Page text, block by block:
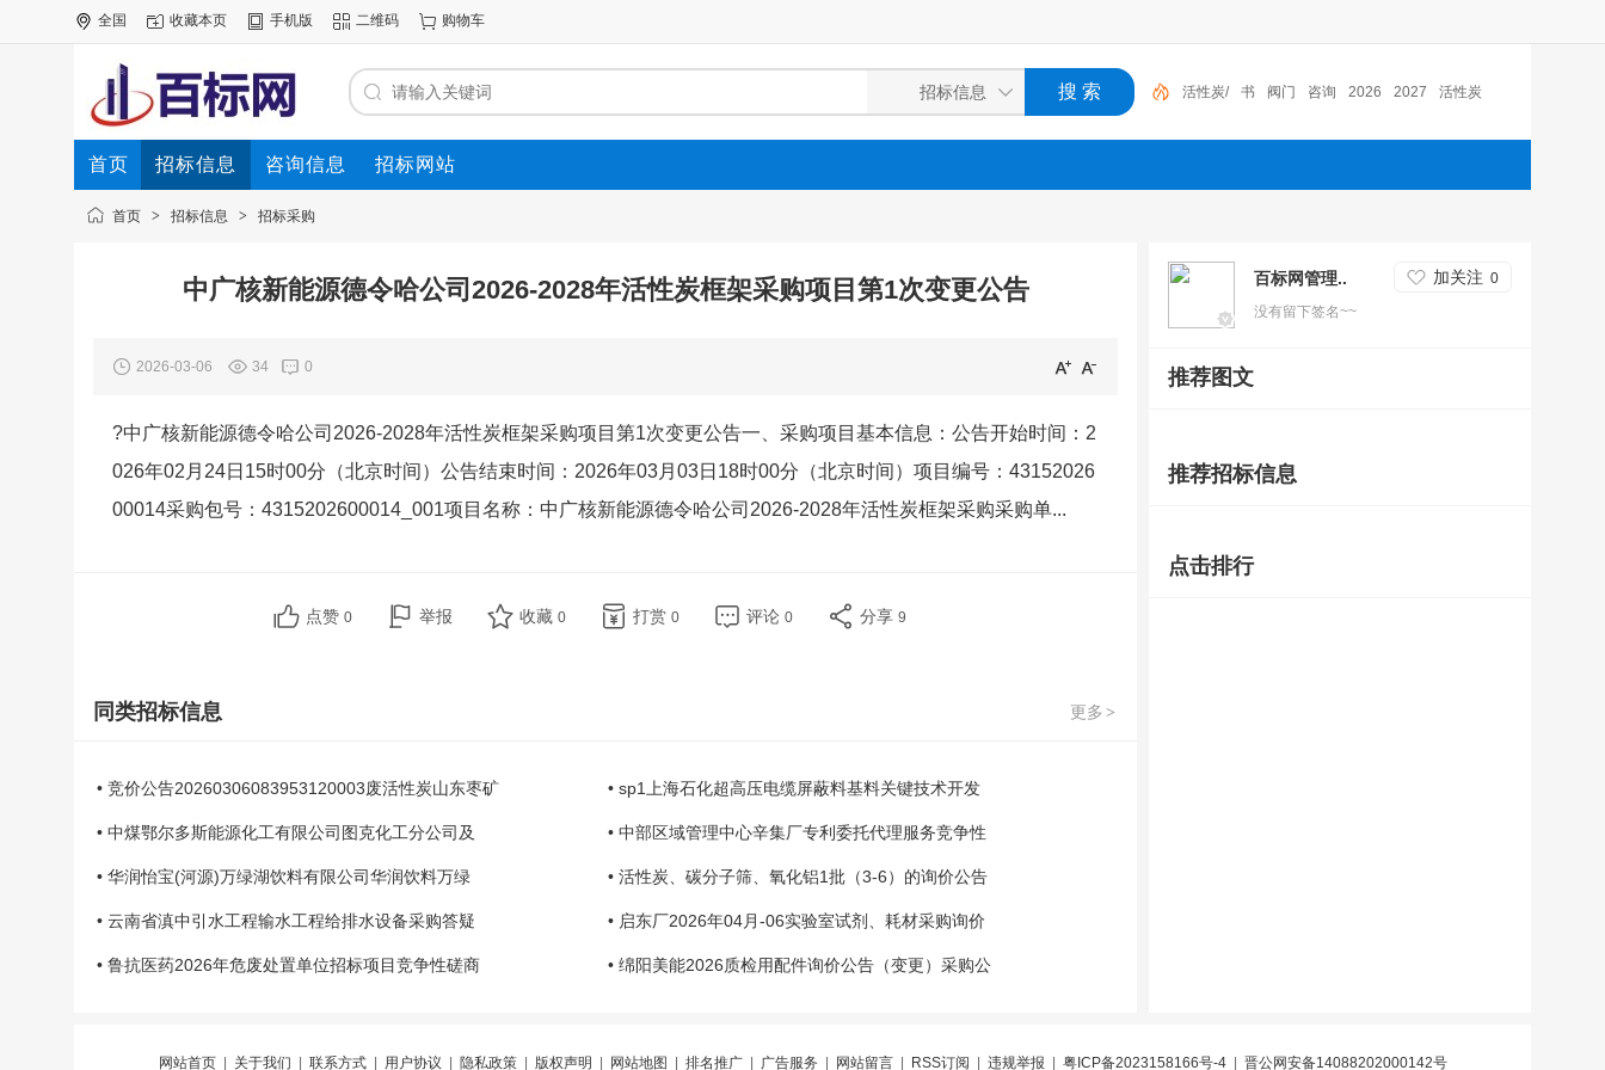
全国 收藏本页 手机版 二维码 购物车
活性炭/ 书 阀门 咨询 2026 2027 活性炭
首页 招标信息 咨询信息 招标网站
首页 > 招标信息 > 招标采购
中广核新能源德令哈公司2026-2028年活性炭框架采购项目第1次变更公告
2026-03-06 34 0
?中广核新能源德令哈公司2026-2028年活性炭框架采购项目第1次变更公告一、采购项目基本信息：公告开始时间：2
026年02月24日15时00分（北京时间）公告结束时间：2026年03月03日18时00分（北京时间）项目编号：43152026
00014采购包号：4315202600014_001项目名称：中广核新能源德令哈公司2026-2028年活性炭框架采购采购单...
点赞 0 举报 收藏 0 打赏 0 评论 0 分享 9
更多 >
同类招标信息
• 竞价公告20260306083953120003废活性炭山东枣矿 • sp1上海石化超高压电缆屏蔽料基料关键技术开发
• 中煤鄂尔多斯能源化工有限公司图克化工分公司及 • 中部区域管理中心辛集厂专利委托代理服务竞争性
• 华润怡宝(河源)万绿湖饮料有限公司华润饮料万绿 • 活性炭、碳分子筛、氧化铝1批（3-6）的询价公告
• 云南省滇中引水工程输水工程给排水设备采购答疑 • 启东厂2026年04月-06实验室试剂、耗材采购询价
• 鲁抗医药2026年危废处置单位招标项目竞争性磋商 • 绵阳美能2026质检用配件询价公告（变更）采购公
百标网管理.. 加关注 0
没有留下签名~~
推荐图文
推荐招标信息
点击排行
网站首页| 关于我们 联系方式| 用户协议 隐私政策| 版权声明 网站地图 排名推广| 广告服务 网站留言| RSS订阅 违规举报 粤ICP备2023158166号-4| 晋公网安备14088202000142号